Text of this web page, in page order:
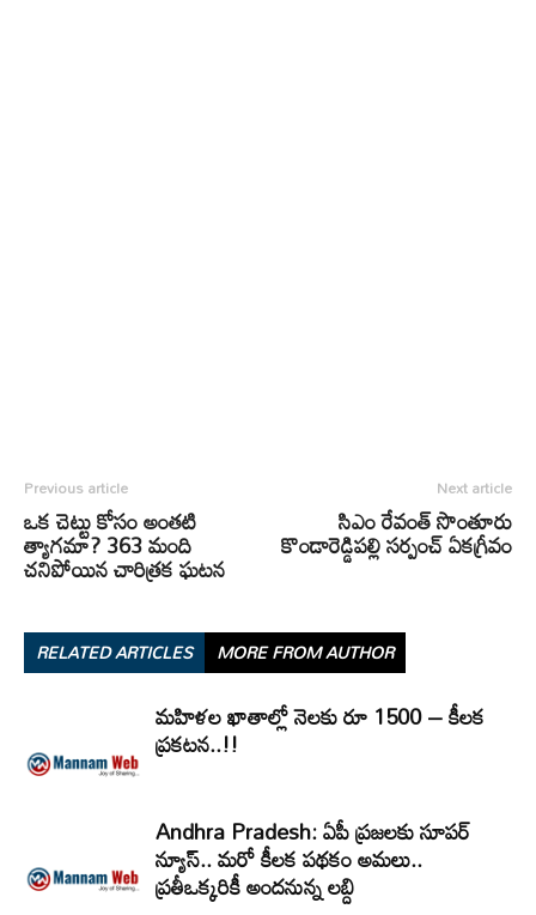
Previous article
ఒక చెట్టు కోసం అంతటి
త్యాగమా? 363 మంది
చనిపోయిన చారిత్రక ఘటన
Next article
సిఎం రేవంత్‌ సొంతూరు
కొండారెడ్డిపల్లి సర్పంచ్‌ ఏకగ్రీవం
RELATED ARTICLES MORE FROM AUTHOR
మహిళల ఖాతాల్లో నెలకు రూ 1500 – కీలక
ప్రకటన..!!
Andhra Pradesh: ఏపీ ప్రజలకు సూపర్
న్యూస్.. మరో కీలక పథకం అమలు..
ప్రతీఒక్కరికీ అందనున్న లబ్ది